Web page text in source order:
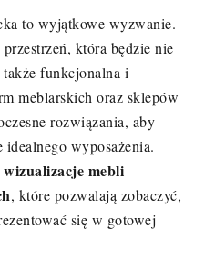
to wyjątkowe wyzwanie.
która będzie nie
funkcjonalna i
meblarskich oraz sklepów
rozwiązania, aby
wyposażenia.
wizualizacje mebli
, które pozwalają zobaczyć,
się w gotowej